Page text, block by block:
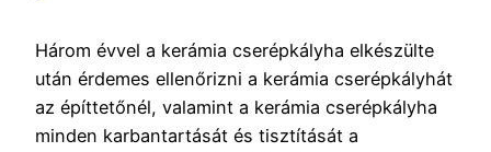
Három évvel a kerámia cserépkályha elkészülte
után érdemes ellenőrizni a kerámia cserépkályhát
az építtetőnél, valamint a kerámia cserépkályha
minden karbantartását és tisztítását a